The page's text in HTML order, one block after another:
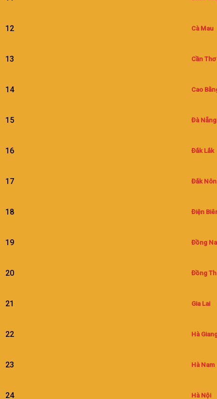
12 Cà Mau
13 Cần Thơ
14 Cao
15 Đà Nẵng
16 Đắk Lắk
17 Đắk
18 Điện
19 Đồng
20 Đồng
21 Gia Lai
22 Hà
23 Hà Nam
24 Hà Nội